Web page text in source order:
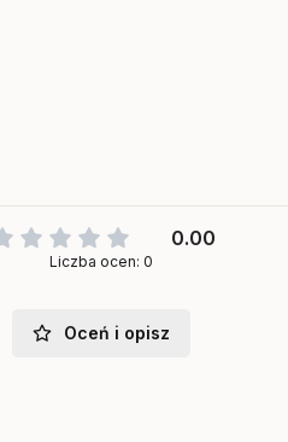
0.00
Liczba ocen: 0
Oceń i opisz